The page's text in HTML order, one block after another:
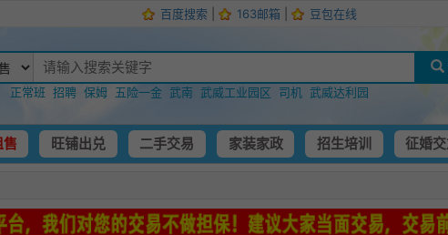
百度搜索 163邮箱 豆包在线
正常班 招聘 保姆 五险一金 武南 武威工业园区 司机 武威达利园
售 旺铺出兑 二手交易 家装家政 招生培训 征婚